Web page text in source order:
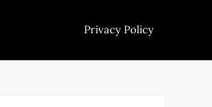
Privacy Policy